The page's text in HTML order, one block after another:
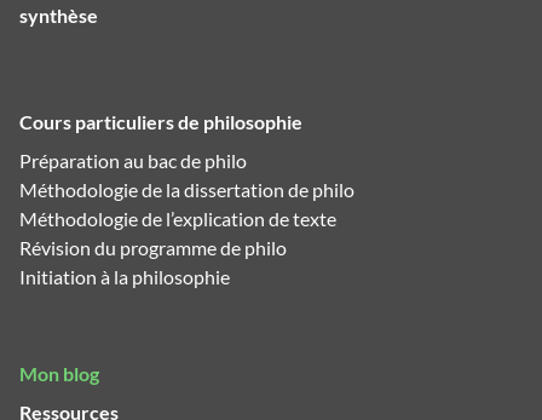
synthèse
Cours particuliers de philosophie
Préparation au bac de philo
Méthodologie de la dissertation de philo
Méthodologie de l’explication de texte
Révision du programme de philo
Initiation à la philosophie
Mon blog
Ressources